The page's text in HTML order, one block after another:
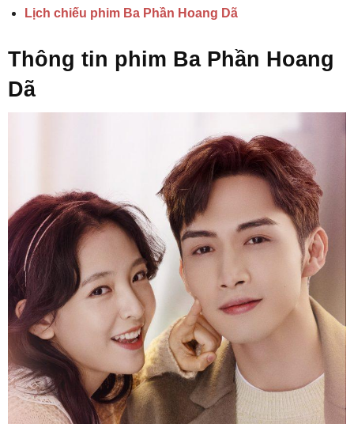
Lịch chiếu phim Ba Phần Hoang Dã
Thông tin phim Ba Phần Hoang
Dã